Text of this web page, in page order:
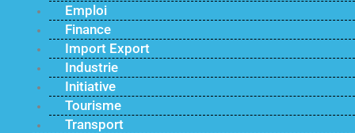
Emploi
Finance
Import Export
Industrie
Initiative
Tourisme
Transport